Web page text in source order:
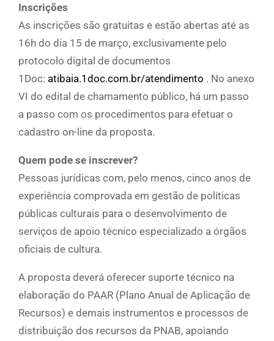
Inscrições
As inscrições são gratuitas e estão abertas até as
16h do dia 15 de março, exclusivamente pelo
protocolo digital de documentos
1Doc: atibaia.1doc.com.br/atendimento . No anexo
VI do edital de chamamento público, há um passo
a passo com os procedimentos para efetuar o
cadastro on-line da proposta.
Quem pode se inscrever?
Pessoas jurídicas com, pelo menos, cinco anos de
experiência comprovada em gestão de políticas
públicas culturais para o desenvolvimento de
serviços de apoio técnico especializado a órgãos
oficiais de cultura.
A proposta deverá oferecer suporte técnico na
elaboração do PAAR (Plano Anual de Aplicação de
Recursos) e demais instrumentos e processos de
distribuição dos recursos da PNAB, apoiando